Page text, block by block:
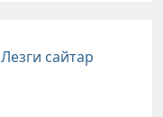
Лезги сайтар